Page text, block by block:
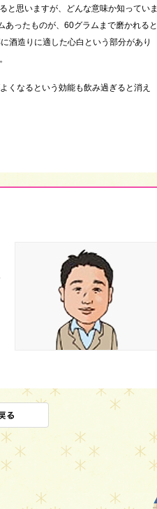
と思いますが、どんな意味か知っていま
ったものが、60グラムまで磨かれると
酒造りに適した心白という部分があり
くなるという効能も飲み過ぎると消え